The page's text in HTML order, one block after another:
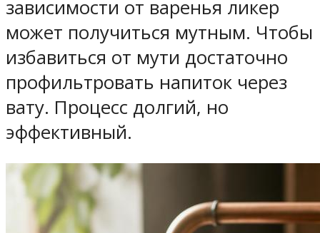
зависимости от варенья ликер
может получиться мутным. Чтобы
избавиться от мути достаточно
профильтровать напиток через
вату. Процесс долгий, но
эффективный.